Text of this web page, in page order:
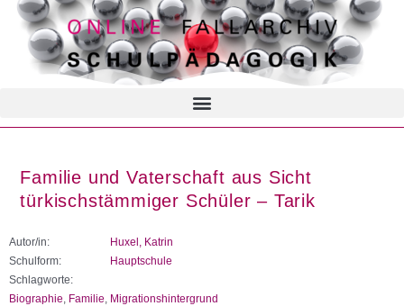
Familie und Vaterschaft aus Sicht
türkischstämmiger Schüler – Tarik
Autor/in:
Huxel, Katrin
Schulform:
Hauptschule
Schlagworte:
Biographie Familie Migrationshintergrund